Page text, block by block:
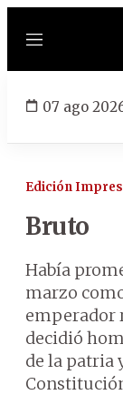
Menú
07 ago
Edición
Bruto
Había
marzo
emperador
decidió
de la patria